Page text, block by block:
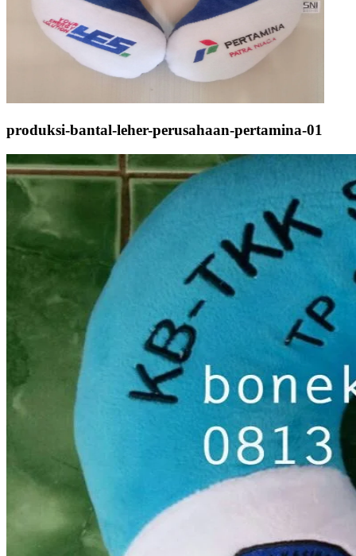
produksi-bantal-leher-perusahaan-pertamina-01